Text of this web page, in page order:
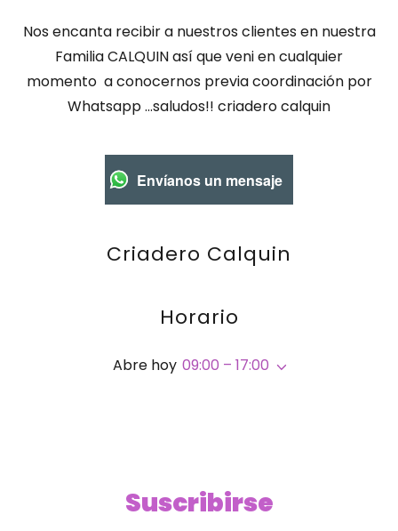
Nos encanta recibir a nuestros clientes en nuestra
Familia CALQUIN así que veni en cualquier
momento a conocernos previa coordinación por
Whatsapp ...saludos!! criadero calquin
Envíanos un mensaje
Criadero Calquin
Horario
Abre hoy 09:00 – 17:00
Suscribirse